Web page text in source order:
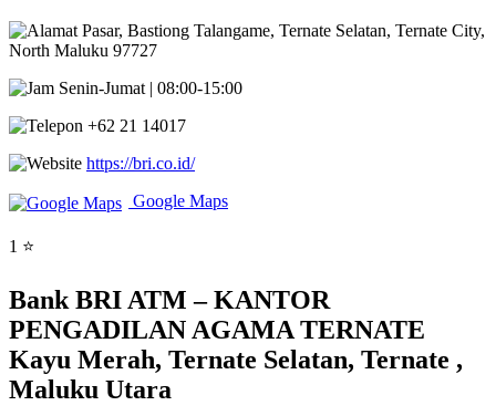
Pasar, Bastiong Talangame, Ternate Selatan, Ternate City,
North Maluku 97727
Senin-Jumat | 08:00-15:00
+62 21 14017
https://bri.co.id/
Google Maps
1 ⭐
Bank BRI ATM – KANTOR
PENGADILAN AGAMA TERNATE
Kayu Merah, Ternate Selatan, Ternate ,
Maluku Utara